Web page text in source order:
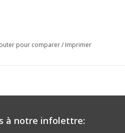
De handmixer kan op de stabiele
de gelegenheid. POWER:
pour comparer/ Imprimer
à notre infolettre: